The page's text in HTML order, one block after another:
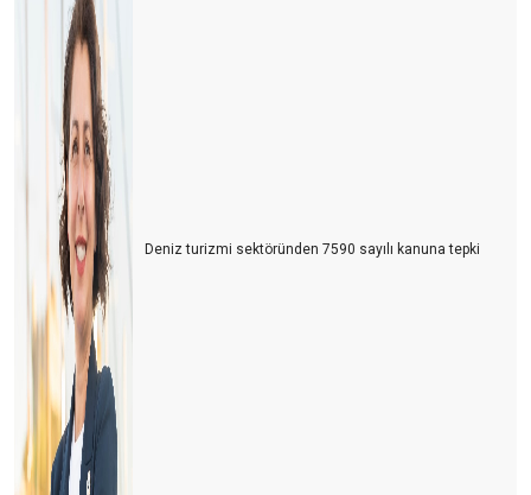
Deniz turizmi sektöründen 7590 sayılı kanuna tepki